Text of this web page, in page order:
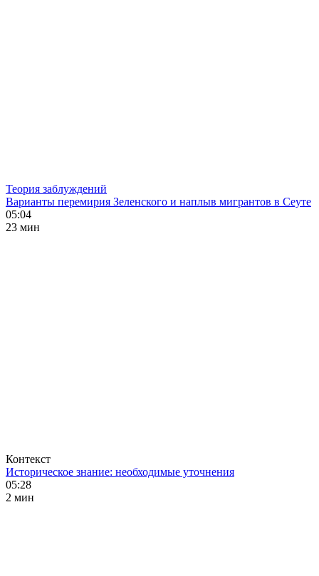
Теория заблуждений
Варианты перемирия Зеленского и наплыв мигрантов в Сеуте
05:04
23 мин
Контекст
Историческое знание: необходимые уточнения
05:28
2 мин